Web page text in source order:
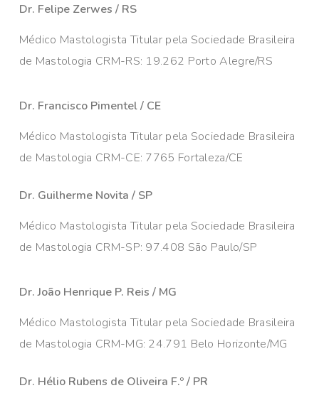
Dr. Felipe Zerwes / RS
Médico Mastologista Titular pela Sociedade Brasileira
de Mastologia CRM-RS: 19.262 Porto Alegre/RS
Dr. Francisco Pimentel / CE
Médico Mastologista Titular pela Sociedade Brasileira
de Mastologia CRM-CE: 7765 Fortaleza/CE
Dr. Guilherme Novita / SP
Médico Mastologista Titular pela Sociedade Brasileira
de Mastologia CRM-SP: 97.408 São Paulo/SP
Dr. João Henrique P. Reis / MG
Médico Mastologista Titular pela Sociedade Brasileira
de Mastologia CRM-MG: 24.791 Belo Horizonte/MG
Dr. Hélio Rubens de Oliveira F.º / PR